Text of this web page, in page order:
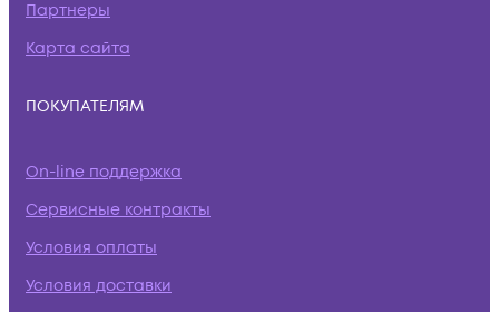
Партнеры
Карта сайта
ПОКУПАТЕЛЯМ
On-line поддержка
Сервисные контракты
Условия оплаты
Условия доставки